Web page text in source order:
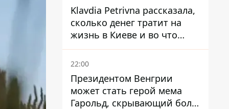
ставку
Klavdia Petrivna рассказала,
сколько денег тратит на
жизнь в Киеве и во что
вкладывает миллионы
22:00
Президентом Венгрии
может стать герой мема
Гарольд, скрывающий боль